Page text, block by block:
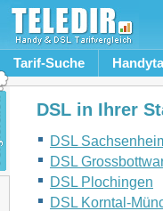
Tarif-Suche
DSL in Ihrer
DSL
DSL
DSL Plochingen
DSL Korntal-